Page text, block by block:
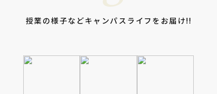
授業の様子などキャンパスライフをお届け!!